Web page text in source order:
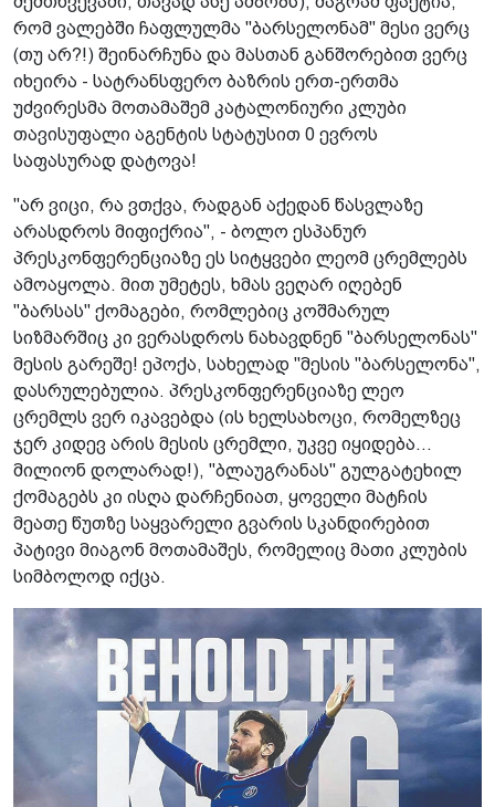
რომ ვალებში ჩაფლულმა "ბარსელონამ" მესი ვერც
(თუ არ?!) შეინარჩუნა და მასთან განშორებით ვერც
იხეირა - სატრანსფერო ბაზრის ერთ-ერთმა
უძვირესმა მოთამაშემ კატალონიური კლუბი
თავისუფალი აგენტის სტატუსით 0 ევროს
საფასურად დატოვა!
"არ ვიცი, რა ვთქვა, რადგან აქედან წასვლაზე
არასდროს მიფიქრია", - ბოლო ესპანურ
პრესკონფერენციაზე ეს სიტყვები ლეომ ცრემლებს
ამოაყოლა. მით უმეტეს, ხმას ვეღარ იღებენ
"ბარსას" ქომაგები, რომლებიც კოშმარულ
სიზმარშიც კი ვერასდროს ნახავდნენ "ბარსელონას"
მესის გარეშე! ეპოქა, სახელად "მესის "ბარსელონა",
დასრულებულია. პრესკონფერენციაზე ლეო
ცრემლს ვერ იკავებდა (ის ხელსახოცი, რომელზეც
ჯერ კიდევ არის მესის ცრემლი, უკვე იყიდება...
მილიონ დოლარად!), "ბლაუგრანას" გულგატეხილ
ქომაგებს კი ისღა დარჩენიათ, ყოველი მატჩის
მეათე წუთზე საყვარელი გვარის სკანდირებით
პატივი მიაგონ მოთამაშეს, რომელიც მათი კლუბის
სიმბოლოდ იქცა.